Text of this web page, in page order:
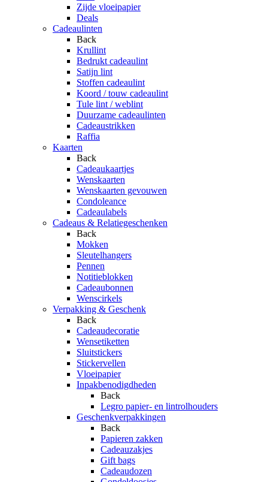
Zijde vloeipapier
Deals
Cadeaulinten
Back
Krullint
Bedrukt cadeaulint
Satijn lint
Stoffen cadeaulint
Koord / touw cadeaulint
Tule lint / weblint
Duurzame cadeaulinten
Cadeaustrikken
Raffia
Kaarten
Back
Cadeaukaartjes
Wenskaarten
Wenskaarten gevouwen
Condoleance
Cadeaulabels
Cadeaus & Relatiegeschenken
Back
Mokken
Sleutelhangers
Pennen
Notitieblokken
Cadeaubonnen
Wenscirkels
Verpakking & Geschenk
Back
Cadeaudecoratie
Wensetiketten
Sluitstickers
Stickervellen
Vloeipapier
Inpakbenodigdheden
Back
Legro papier- en lintrolhouders
Geschenkverpakkingen
Back
Papieren zakken
Cadeauzakjes
Gift bags
Cadeaudozen